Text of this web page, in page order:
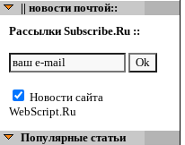
|| новости почтой::
Рассылки Subscribe.Ru ::
Новости сайта
WebScript.Ru
Популярные статьи